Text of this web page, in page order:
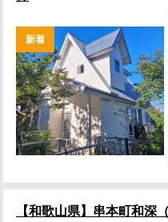
新着
【和歌山県】串本町和深